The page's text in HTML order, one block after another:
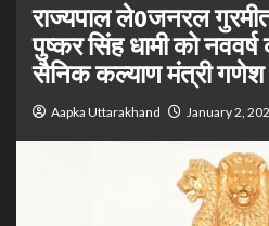
राज्यपाल ले0जनरल
पुष्कर सिंह धामी को
सैनिक कल्याण मंत्री गणेश
Aapka Uttarakhand January 2,